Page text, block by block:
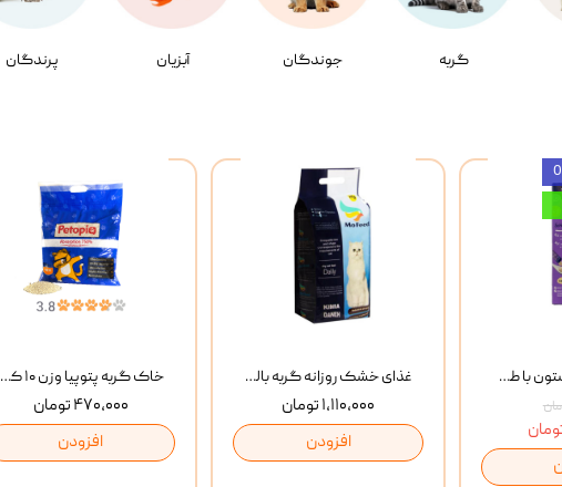
گربه جوندگان آبزیان پرندگان
خاک گربه پتوپیا وزن ۱۰ کیلوگرم
۴۷۰,۰۰۰ تومان
افزودن
غذای خشک روزانه گربه بالغ مفید MoFeed Adult Daily Cat Food وزن 2 کیلوگرم
۱,۱۱۰,۰۰۰ تومان
افزودن
بستنی گربه وینستون با طعم مرغ و ماهی Winstone Chicken & Fish بسته 8 عددی